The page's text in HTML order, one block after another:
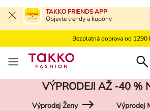
TAKKO FRIENDS APP
Objevte trendy a kupóny
Bezplatné vrácení na kamennou
Doprava zdarma do vaší pobočky
Bezplatná doprava od 1290
Bezplatné vrácení na kamennou
VÝPRODEJ! AŽ -40 %
Výprodej Ženy
Výprodej